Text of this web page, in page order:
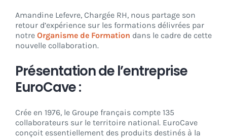
Amandine Lefevre, Chargée RH, nous partage son
retour d’expérience sur les formations délivrées par
notre Organisme de Formation dans le cadre de cette
nouvelle collaboration.
Présentation de l’entreprise
EuroCave :
Crée en 1976, le Groupe français compte 135
collaborateurs sur le territoire national. EuroCave
conçoit essentiellement des produits destinés à la